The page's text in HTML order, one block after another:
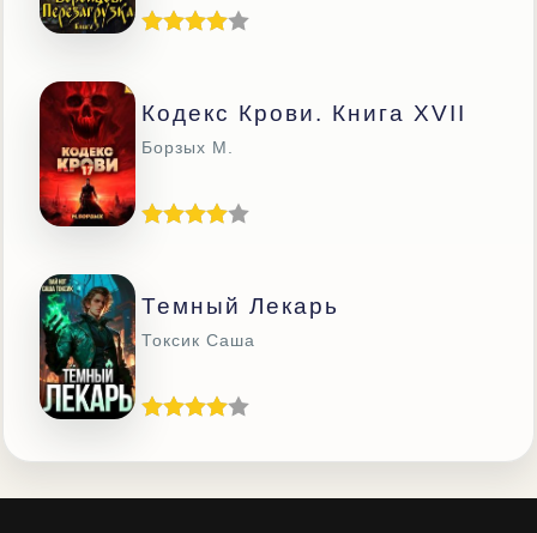
Кодекс Крови. Книга ХVII
Борзых М.
Темный Лекарь
Токсик Саша